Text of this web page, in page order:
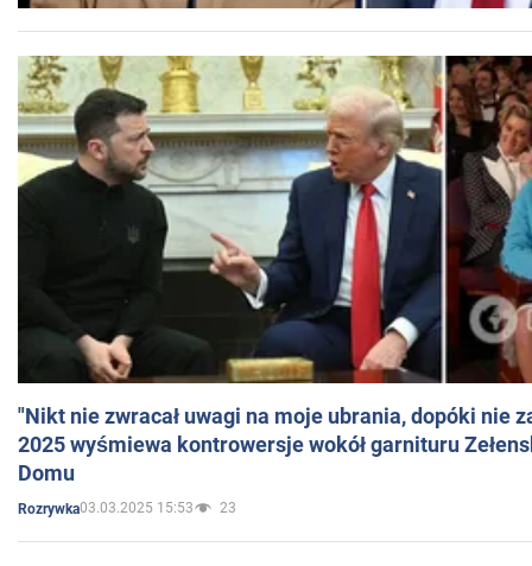
"Nikt nie zwracał uwagi na moje ubrania, dopóki nie
2025 wyśmiewa kontrowersje wokół garnituru
Domu
Rozrywka03.03.2025 15:53 23